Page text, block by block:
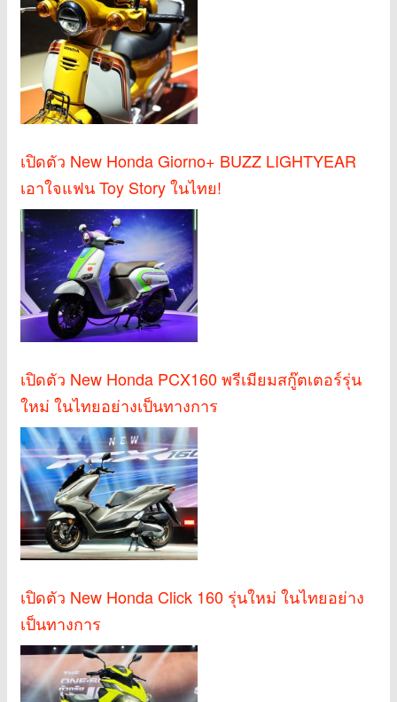
เปิดตัว New Honda Giorno+ BUZZ LIGHTYEAR
เอาใจแฟน Toy Story ในไทย!
เปิดตัว New Honda PCX160 พรีเมียมสกู๊ตเตอร์รุ่น
ใหม่ ในไทยอย่างเป็นทางการ
เปิดตัว New Honda Click 160 รุ่นใหม่ ในไทยอย่าง
เป็นทางการ